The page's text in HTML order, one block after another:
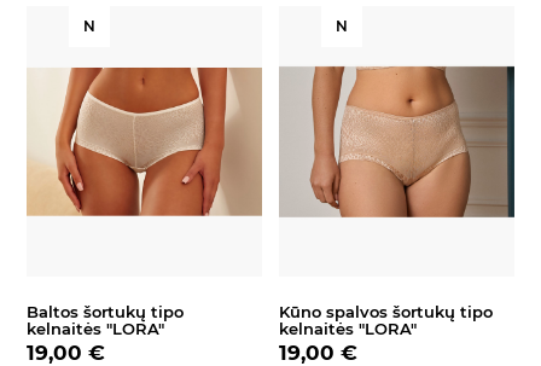
N
Baltos šortukų tipo
kelnaitės "LORA"
19,00 €
N
Kūno spalvos šortukų tipo
kelnaitės "LORA"
19,00 €